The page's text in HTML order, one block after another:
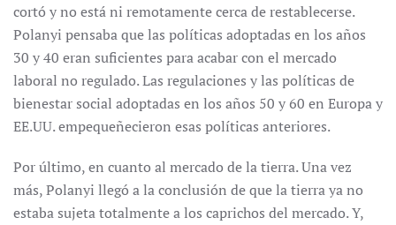
cortó y no está ni remotamente cerca de restablecerse.
Polanyi pensaba que las políticas adoptadas en los años
30 y 40 eran suficientes para acabar con el mercado
laboral no regulado. Las regulaciones y las políticas de
bienestar social adoptadas en los años 50 y 60 en Europa y
EE.UU. empequeñecieron esas políticas anteriores.
Por último, en cuanto al mercado de la tierra. Una vez
más, Polanyi llegó a la conclusión de que la tierra ya no
estaba sujeta totalmente a los caprichos del mercado. Y,